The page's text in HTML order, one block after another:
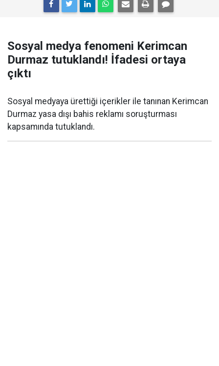
Sosyal medya fenomeni Kerimcan
Durmaz tutuklandı! İfadesi ortaya
çıktı
Sosyal medyaya ürettiği içerikler ile tanınan Kerimcan
Durmaz yasa dışı bahis reklamı soruşturması
kapsamında tutuklandı.